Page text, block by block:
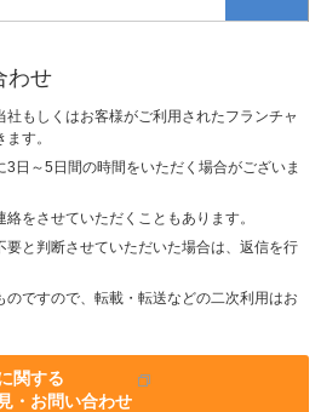
わせ
もしくはお客様がご利用されたフランチャ
す。
日～5日間の時間をいただく場合がございま
をさせていただくこともあります。
要と判断させていただいた場合は、返信を行
のですので、転載・転送などの二次利用はお
関する
・お問い合わせ